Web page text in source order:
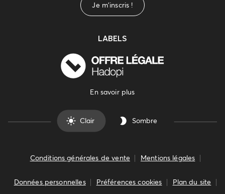
Je m'inscris !
LABELS
En savoir plus
Clair Sombre
Conditions générales de vente Mentions légales
Données personnelles Préférences cookies Plan du site